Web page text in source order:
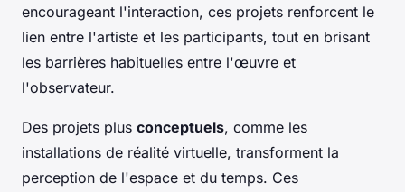
encourageant l'interaction, ces projets renforcent le
lien entre l'artiste et les participants, tout en brisant
les barrières habituelles entre l'œuvre et
l'observateur.
Des projets plus conceptuels, comme les
installations de réalité virtuelle, transforment la
perception de l'espace et du temps. Ces